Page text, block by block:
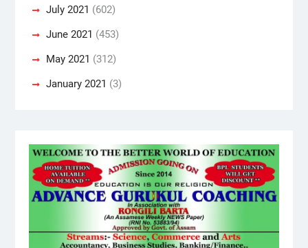
July 2021 (602)
June 2021 (453)
May 2021 (312)
January 2021 (3)